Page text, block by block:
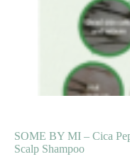
SOME BY MI – Cica
Scalp Shampoo